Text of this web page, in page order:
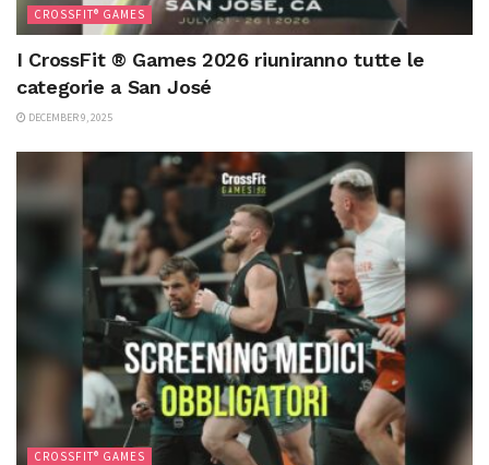
CROSSFIT® GAMES
I CrossFit ® Games 2026 riuniranno tutte le
categorie a San José
DECEMBER 9, 2025
CROSSFIT® GAMES